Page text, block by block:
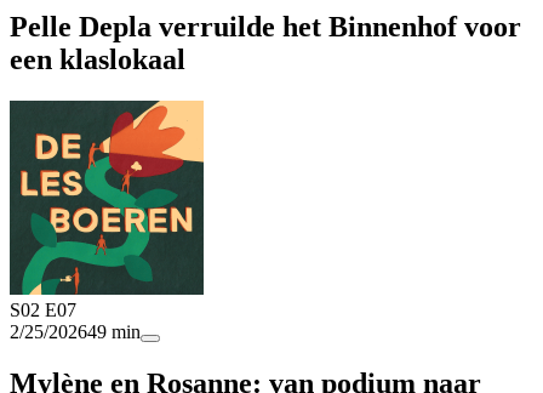
Pelle Depla verruilde het Binnenhof voor
een klaslokaal
S02 E07
2/25/202649 min
Mylène en Rosanne: van podium naar